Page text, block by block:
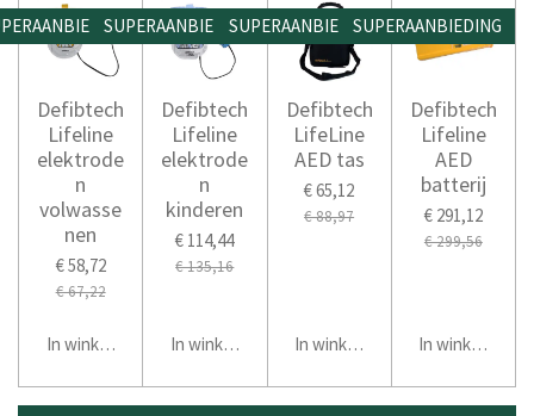
Defibtech
Lifeline
elektrode
n
volwasse
nen
€ 58,72
€ 67,22
In winkelwagen
SUPERAANBIEDING
Defibtech
Lifeline
elektrode
n
kinderen
€ 114,44
€ 135,16
In winkelwagen
SUPERAANBIEDING
Defibtech
LifeLine
AED tas
€ 65,12
€ 88,97
In winkelwagen
SUPERAANBIEDING
Defibtech
Lifeline
AED
batterij
€ 291,12
€ 299,56
In winkelwagen